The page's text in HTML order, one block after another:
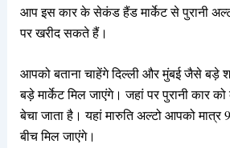
आप इस कार के सेकंड हैंड मार्केट से पुरानी
पर खरीद सकते हैं।
आपको बताना चाहेंगे दिल्ली और मुंबई जैसे बड़े
बड़े मार्केट मिल जाएंगे। जहां पर पुरानी कार
बेचा जाता है। यहां मारुति अल्टो आपको
बीच मिल जाएंगे।